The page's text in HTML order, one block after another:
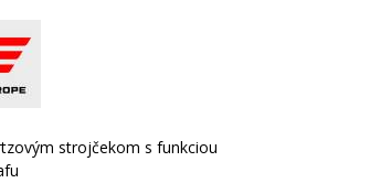
strojčekom s funkciou